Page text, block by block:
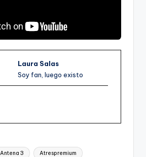
Laura Salas
Soy fan, luego existo
Antena 3 Atrespremium